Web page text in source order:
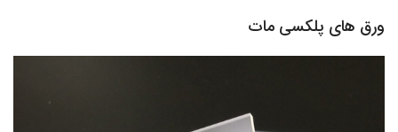
ورق های پلکسی مات